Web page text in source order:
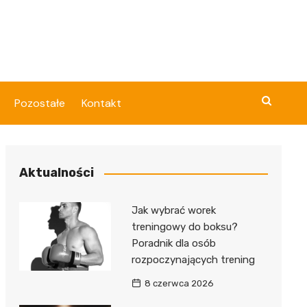
Pozostałe Kontakt
Aktualności
Jak wybrać worek
treningowy do boksu?
Poradnik dla osób
rozpoczynających trening
8 czerwca 2026